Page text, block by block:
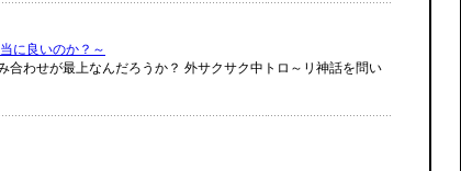
に良いのか？～
合わせが最上なんだろうか？ 外サクサク中トロ～リ神話を問い